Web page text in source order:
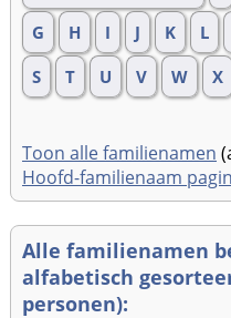
G
H I J K L
S
T U V W X
Toon alle familienamen
Hoofd-familienaam
Alle familienamen
alfabetisch
personen):